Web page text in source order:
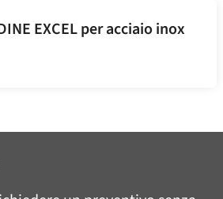
EXCEL per acciaio inox